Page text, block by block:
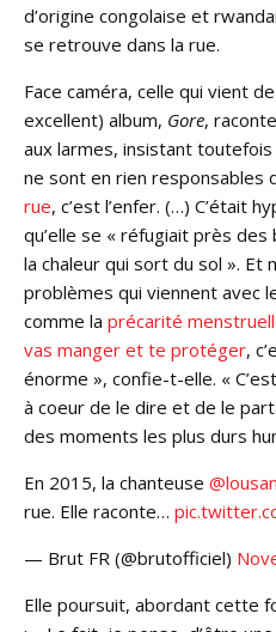
d’origine congolaise et
se retrouve dans la rue.
Face caméra, celle qui vient
excellent) album, Gore,
aux larmes, insistant
ne sont en rien responsables
rue, c’est l’enfer. (…) C’était
qu’elle se « réfugiait près des
la chaleur qui sort du sol ». Et
problèmes qui viennent avec
comme la précarité
vas manger et te protéger,
énorme », confie-t-elle. «
à coeur de le dire et de le
des moments les plus durs
En 2015, la chanteuse
rue. Elle raconte…
— Brut FR (@brutofficiel)
Elle poursuit, abordant cette